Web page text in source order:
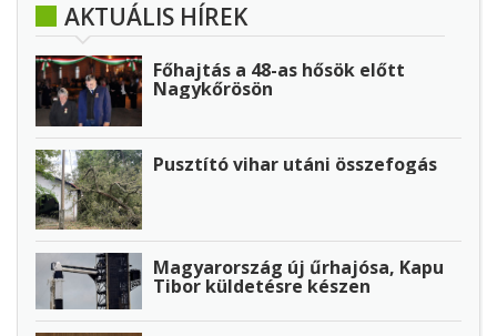
AKTUÁLIS HÍREK
Főhajtás a 48-as hősök előtt
Nagykőrösön
Pusztító vihar utáni összefogás
Magyarország új űrhajósa, Kapu
Tibor küldetésre készen